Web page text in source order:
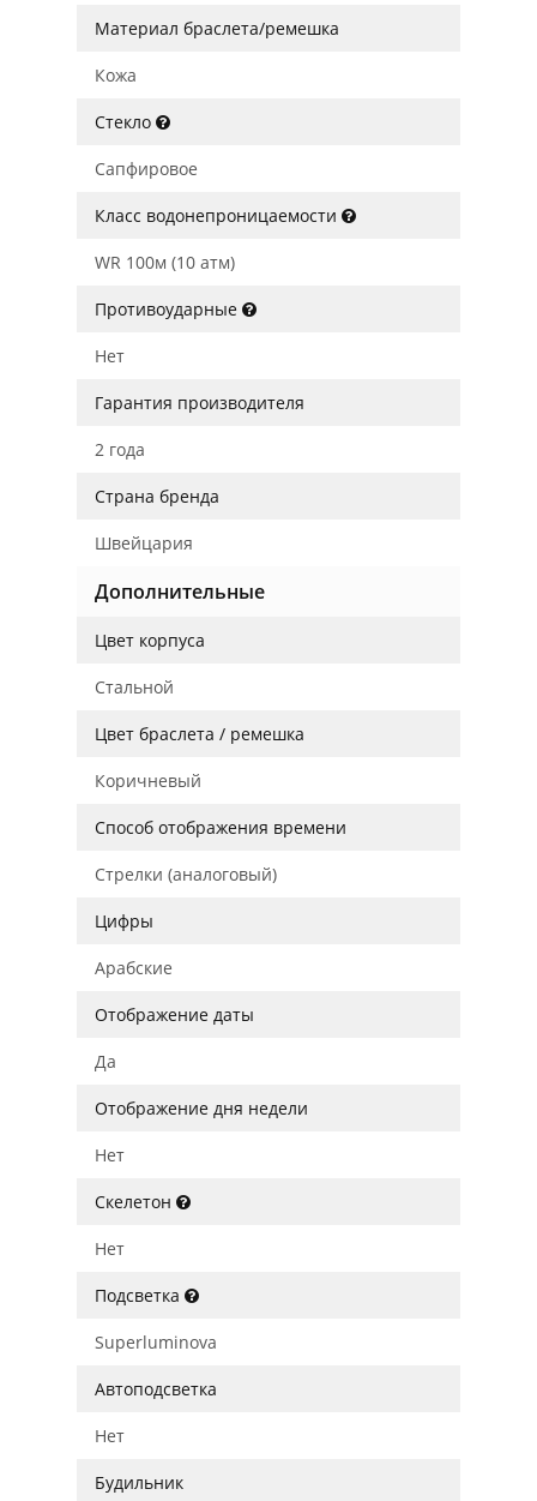
Материал браслета/ремешка
Кожа
Стекло
Сапфировое
Класс водонепроницаемости
WR 100м (10 атм)
Противоударные
Нет
Гарантия производителя
2 года
Страна бренда
Швейцария
Дополнительные
Цвет корпуса
Стальной
Цвет браслета / ремешка
Коричневый
Способ отображения времени
Стрелки (аналоговый)
Цифры
Арабские
Отображение даты
Да
Отображение дня недели
Нет
Скелетон
Нет
Подсветка
Superluminova
Автоподсветка
Нет
Будильник